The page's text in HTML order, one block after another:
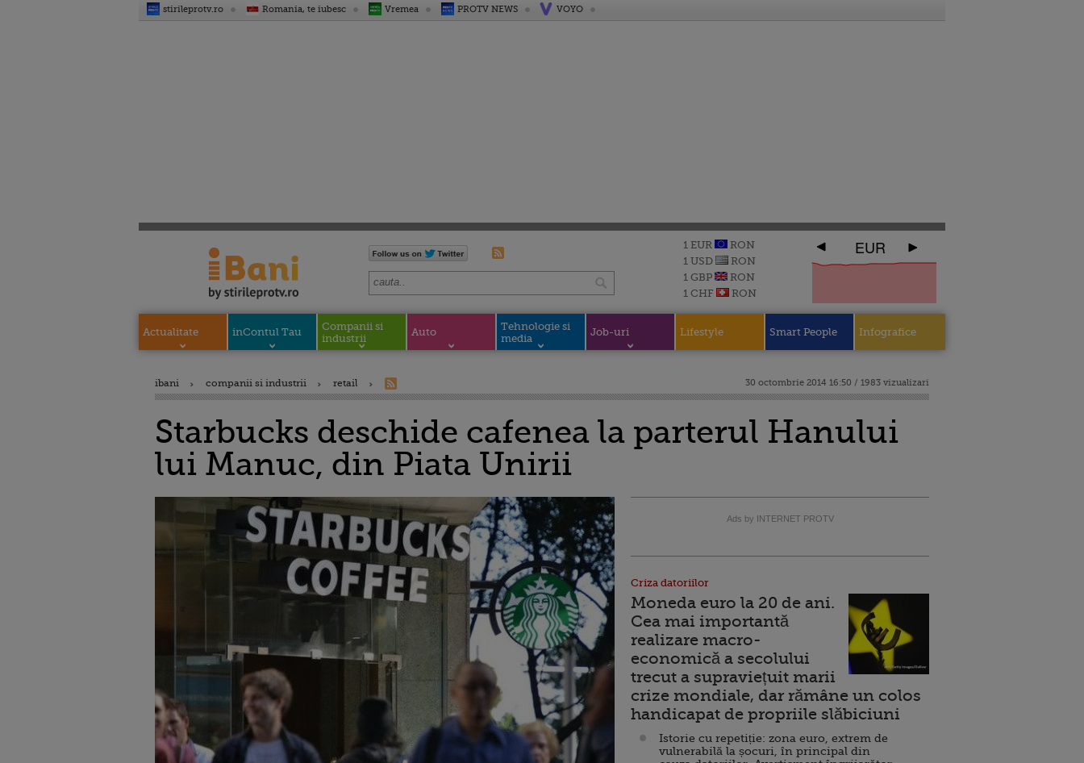
stirileprotv.ro Romania, te iubesc Vremea PROTV NEWS VOYO
1 EUR
RON
1 USD
RON
1 GBP
RON
1 CHF
RON
EUR
Actualitate inContul Tau
Companii si
industrii
Auto
Tehnologie si
media
Job-uri Lifestyle Smart People Infografice
ibani companii si industrii retail 30 octombrie 2014 16:50 / 1983 vizualizari
Starbucks deschide cafenea la parterul Hanului
lui Manuc, din Piata Unirii
Ads by INTERNET PROTV
Criza datoriilor
Moneda euro la 20 de ani.
Cea mai importantă
realizare macro-
economică a secolului
trecut a supraviețuit marii
crize mondiale, dar rămâne un colos
handicapat de propriile slăbiciuni
Istorie cu repetiție: zona euro, extrem de
vulnerabilă la șocuri, în principal din